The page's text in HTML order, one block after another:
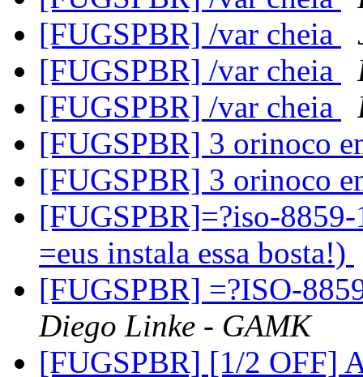
[FUGSPBR] /var cheia
[FUGSPBR] /var cheia
[FUGSPBR] /var cheia
[FUGSPBR] 3 orinoco
[FUGSPBR] 3 orinoco
[FUGSPBR]=?iso-
=eus instala essa bosta!)
[FUGSPBR] =?ISO-
Diego Linke - GAMK
[FUGSPBR] [1/2 OFF]